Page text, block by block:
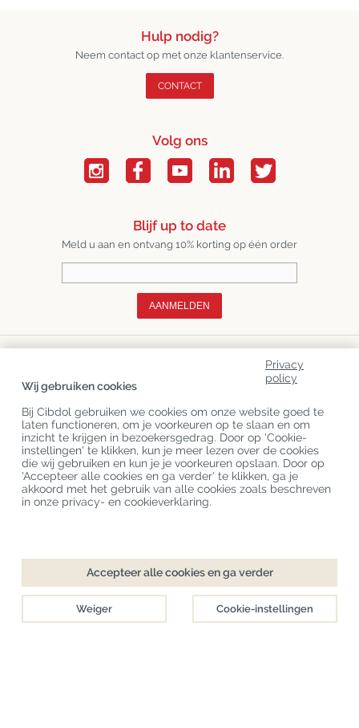
Hulp nodig?
Neem contact op met onze klantenservice.
CONTACT
Volg ons
Blijf up to date
Meld u aan en ontvang 10% korting op één order
AANMELDEN
Productcategorieën
Klantenservice
Laatste CBD Blogs
Privacy
policy
Wij gebruiken cookies
Bij Cibdol gebruiken we cookies om onze website goed te
laten functioneren, om je voorkeuren op te slaan en om
inzicht te krijgen in bezoekersgedrag. Door op 'Cookie-
instellingen' te klikken, kun je meer lezen over de cookies
die wij gebruiken en kun je je voorkeuren opslaan. Door op
'Accepteer alle cookies en ga verder' te klikken, ga je
akkoord met het gebruik van alle cookies zoals beschreven
in onze privacy- en cookieverklaring.
Accepteer alle cookies en ga verder
Weiger Cookie-instellingen
Copyright© CibdolLast updated 08-08-2026
Cibdol bv, Handelsweg 1a, 5492NL Sint-Oedenrode, the Netherlands